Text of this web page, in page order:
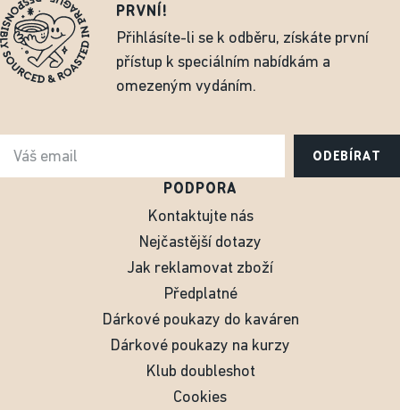
PRVNÍ!
Přihlásíte-li se k odběru, získáte první
přístup k speciálním nabídkám a
omezeným vydáním.
ODEBÍRAT
PODPORA
Kontaktujte nás
Nejčastější dotazy
Jak reklamovat zboží
Předplatné
Dárkové poukazy do kaváren
Dárkové poukazy na kurzy
Klub doubleshot
Cookies